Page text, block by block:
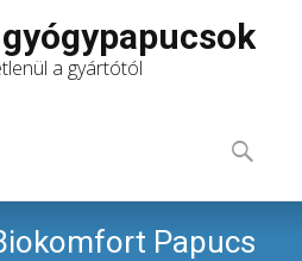
a gyártótól
to
content
Keresés:
Papucs